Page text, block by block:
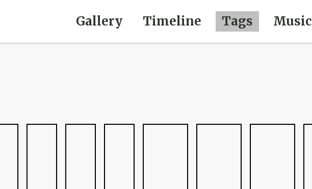
Gallery Timeline Tags Music